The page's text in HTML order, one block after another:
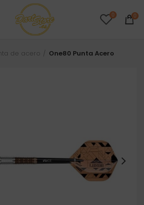
0 0
de acero One80 Punta Acero